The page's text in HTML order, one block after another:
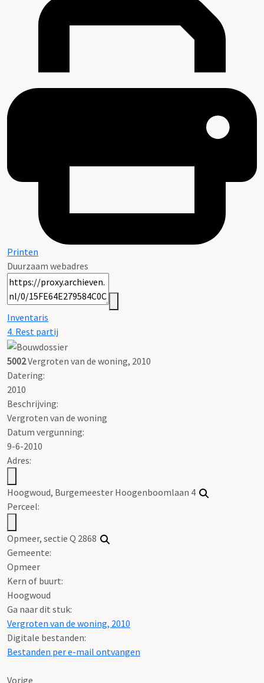
Printen
Duurzaam webadres
Inventaris
4. Rest partij
5002Vergroten van de woning, 2010
Datering:
2010
Beschrijving:
Vergroten van de woning
Datum vergunning:
9-6-2010
Adres:
Hoogwoud, Burgemeester Hoogenboomlaan 4
Perceel:
Opmeer, sectie Q 2868
Gemeente:
Opmeer
Kern of buurt:
Hoogwoud
Ga naar dit stuk:
Vergroten van de woning, 2010
Digitale bestanden:
Bestanden per e-mail ontvangen
Vorige